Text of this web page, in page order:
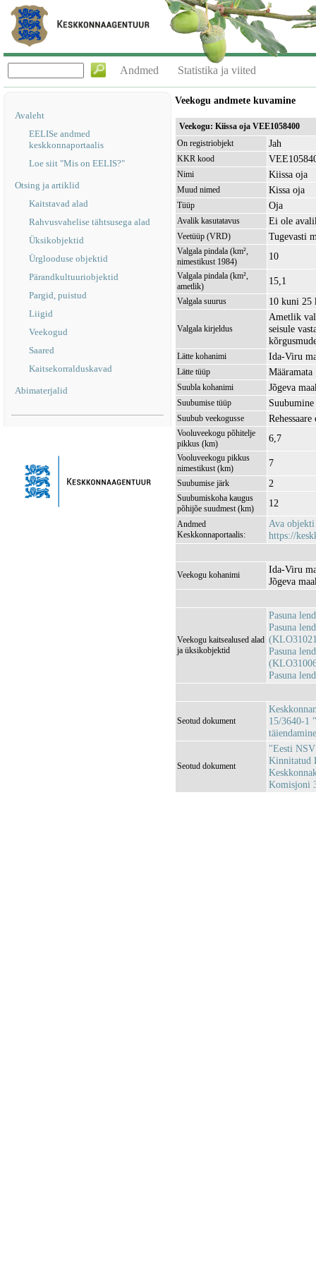
Andmed Statistika ja viited
Avaleht
EELISe andmed
keskkonnaportaalis
Loe siit "Mis on EELIS?"
Otsing ja artiklid
Kaitstavad alad
Rahvusvahelise tähtsusega alad
Üksikobjektid
Ürglooduse objektid
Pärandkultuuriobjektid
Pargid, puistud
Liigid
Veekogud
Saared
Kaitsekorralduskavad
Abimaterjalid
Veekogu andmete kuvamine
Veekogu: Kiissa oja VEE1058400
On registriobjekt
Jah
KKR kood
Nimi Kiissa oja
Muud nimed Kissa oja
Tüüp Oja
Avalik kasutatavus Ei ole
Veetüüp (VRD) Tugevasti
Valgala pindala (km²,
nimestikust 1984)
10
Valgala pindala (km²,
ametlik)
15,1
Valgala suurus 10 kuni 25
Valgala kirjeldus
Ametlik
seisule
Lätte kohanimi Ida-Viru
Lätte tüüp Määramata
Suubla kohanimi Jõgeva
Suubumise tüüp
Suubub veekogusse
Vooluveekogu põhitelje
pikkus (km)
6,7
Vooluveekogu pikkus
nimestikust (km)
7
Suubumise järk 2
Suubumiskoha kaugus
põhijõe suudmest (km)
12
Andmed
Keskkonnaportaalis:
Ava objekti
https://
Veekogu kohanimi
Ida-Viru
Jõgeva
Veekogu kaitsealused alad
ja üksikobjektid
Pasuna
Pasuna
Pasuna
Pasuna
Seotud dokument
15/3640-1
Seotud dokument
"Eesti
Kinnitatud
Komisjoni